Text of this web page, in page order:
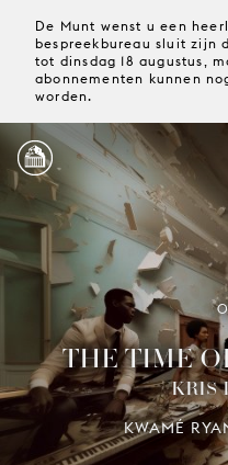
De Munt wenst u een
bespreekbureau sluit zijn
tot dinsdag 18 augustus,
abonnementen kunnen
worden.
THE TIME
KRIS
KWAMÉ